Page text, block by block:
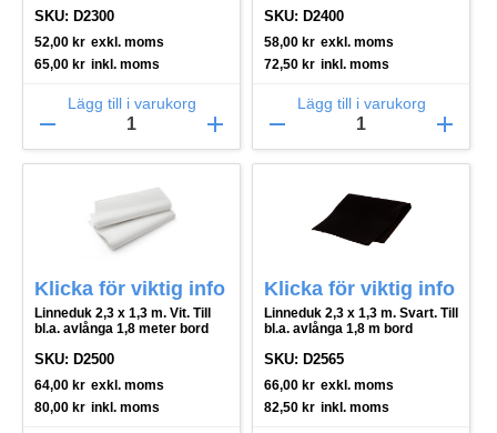
SKU: D2300
52,00 kr exkl. moms
65,00 kr inkl. moms
Lägg till i varukorg
remove add
SKU: D2400
58,00 kr exkl. moms
72,50 kr inkl. moms
Lägg till i varukorg
remove add
Klicka för viktig info
Linneduk 2,3 x 1,3 m. Vit. Till
bl.a. avlånga 1,8 meter bord
SKU: D2500
64,00 kr exkl. moms
80,00 kr inkl. moms
Klicka för viktig info
Linneduk 2,3 x 1,3 m. Svart. Till
bl.a. avlånga 1,8 m bord
SKU: D2565
66,00 kr exkl. moms
82,50 kr inkl. moms